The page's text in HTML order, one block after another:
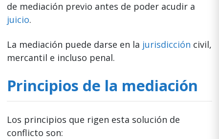
de mediación previo antes de poder acudir a
juicio.
La mediación puede darse en la jurisdicción civil,
mercantil e incluso penal.
Principios de la mediación
Los principios que rigen esta solución de
conflicto son: